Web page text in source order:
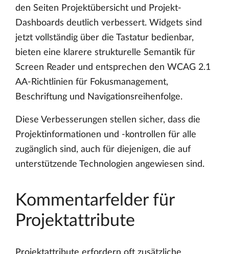
den Seiten Projektübersicht und Projekt-
Dashboards deutlich verbessert. Widgets sind
jetzt vollständig über die Tastatur bedienbar,
bieten eine klarere strukturelle Semantik für
Screen Reader und entsprechen den WCAG 2.1
AA-Richtlinien für Fokusmanagement,
Beschriftung und Navigationsreihenfolge.
Diese Verbesserungen stellen sicher, dass die
Projektinformationen und -kontrollen für alle
zugänglich sind, auch für diejenigen, die auf
unterstützende Technologien angewiesen sind.
Kommentarfelder für
Projektattribute